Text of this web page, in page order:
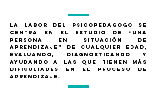
la labor del psicopedagogo se
centra en el estudio de “una
persona en situación de
aprendizaje” de cualquier edad,
evaluando, diagnosticando y
ayudando a las que tienen más
dificultades en el proceso de
aprendizaje.